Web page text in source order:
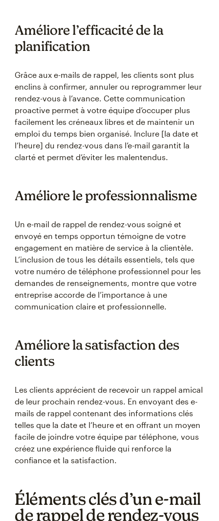
Améliore l’efficacité de la
planification
Grâce aux e-mails de rappel, les clients sont plus
enclins à confirmer, annuler ou reprogrammer leur
rendez-vous à l’avance. Cette communication
proactive permet à votre équipe d’occuper plus
facilement les créneaux libres et de maintenir un
emploi du temps bien organisé. Inclure [la date et
l’heure] du rendez-vous dans l’e-mail garantit la
clarté et permet d’éviter les malentendus.
Améliore le professionnalisme
Un e-mail de rappel de rendez-vous soigné et
envoyé en temps opportun témoigne de votre
engagement en matière de service à la clientèle.
L’inclusion de tous les détails essentiels, tels que
votre numéro de téléphone professionnel pour les
demandes de renseignements, montre que votre
entreprise accorde de l’importance à une
communication claire et professionnelle.
Améliore la satisfaction des
clients
Les clients apprécient de recevoir un rappel amical
de leur prochain rendez-vous. En envoyant des e-
mails de rappel contenant des informations clés
telles que la date et l’heure et en offrant un moyen
facile de joindre votre équipe par téléphone, vous
créez une expérience fluide qui renforce la
confiance et la satisfaction.
Éléments clés d’un e-mail
de rappel de rendez-vous